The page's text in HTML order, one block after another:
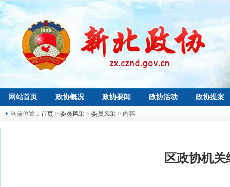
网站首页 政协概况 政协要闻 政协活动 政协提案
当前位置： 首页 > 委员风采 > 委员风采 > 内容
区政协机